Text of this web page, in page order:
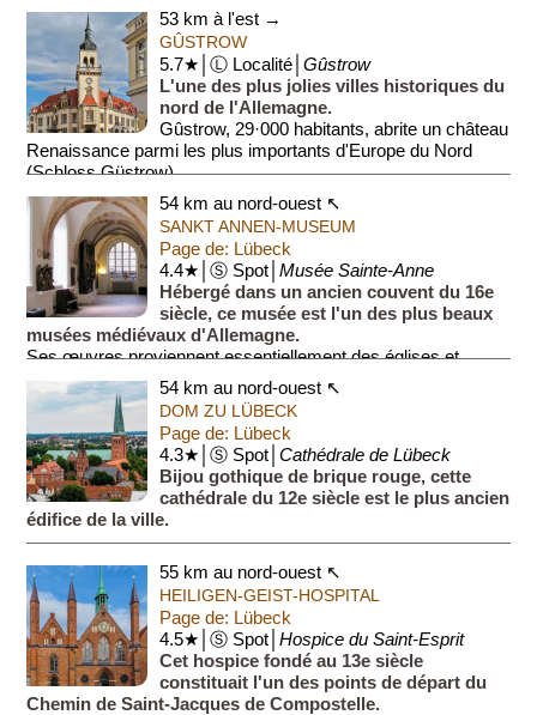
53 km à l'est →
GÛSTROW
5.7★│Ⓛ Localité│Gûstrow
L'une des plus jolies villes historiques du
nord de l'Allemagne.
Gûstrow, 29·000 habitants, abrite un château
Renaissance parmi les plus importants d'Europe du Nord
(Schloss Güstrow).
Le cent...
54 km au nord-ouest ↖
SANKT ANNEN-MUSEUM
Page de: Lübeck
4.4★│Ⓢ Spot│Musée Sainte-Anne
Hébergé dans un ancien couvent du 16e
siècle, ce musée est l'un des plus beaux
musées médiévaux d'Allemagne.
Ses œuvres proviennent essentiellement des églises et
bâtiments détruits lors de l...54 km au nord-ouest ↖
DOM ZU LÜBECK
Page de: Lübeck
4.3★│Ⓢ Spot│Cathédrale de Lübeck
Bijou gothique de brique rouge, cette
cathédrale du 12e siècle est le plus ancien
édifice de la ville.
55 km au nord-ouest ↖
HEILIGEN-GEIST-HOSPITAL
Page de: Lübeck
4.5★│Ⓢ Spot│Hospice du Saint-Esprit
Cet hospice fondé au 13e siècle
constituait l'un des points de départ du
Chemin de Saint-Jacques de Compostelle.